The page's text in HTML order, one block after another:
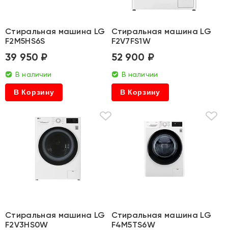
Стиральная машина LG
F2M5HS6S
39 950 ₽
В наличии
В Корзину
Стиральная машина LG
F2V7FS1W
52 900 ₽
В наличии
В Корзину
Стиральная машина LG
F2V3HS0W
Стиральная машина LG
F4M5TS6W